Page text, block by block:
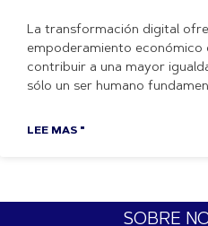
La transformación digital
empoderamiento económico
contribuir a una mayor
sólo un ser humano
LEE MAS "
SOBRE